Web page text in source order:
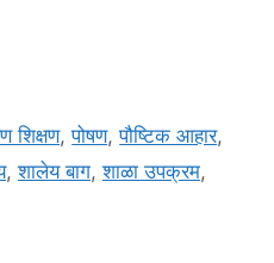
शिक्षण,पोषण,पौष्टिक आहार,
,शालेय बाग,शाळा उपक्रम,